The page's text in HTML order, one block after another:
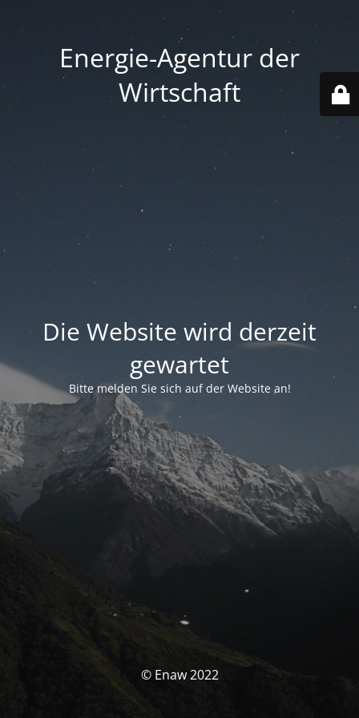
Energie-Agentur der
Wirtschaft
Die Website wird derzeit
gewartet
Bitte melden Sie sich auf der Website an!
© Enaw 2022